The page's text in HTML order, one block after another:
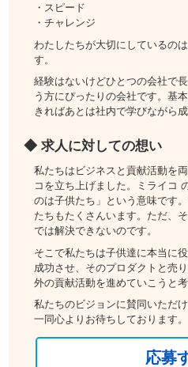
・スピード
・チャレンジ
わたしたちが大切にしているの
す。
経験はないけどひとつの会社で
う方にぴったりの会社です。基
きればあとは社内で学びながら
◆ 求人に対しての想い
私たちはビジネスと貢献活動を
コを立ち上げました。ミライコ
のは子供たち」という意味です
たちもたくさんいます。ただ、
では解決できないのです。
そこで私たちは子供達に本当に
成功させ、そのプロダクトと売
外の貢献活動を進めていこうと考
私たちのビジョンに賛同いただ
一同心よりお待ちしております。
応募